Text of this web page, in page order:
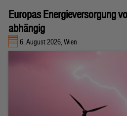
Europas Energieversorgung
abhängig
6. August 2026, Wien